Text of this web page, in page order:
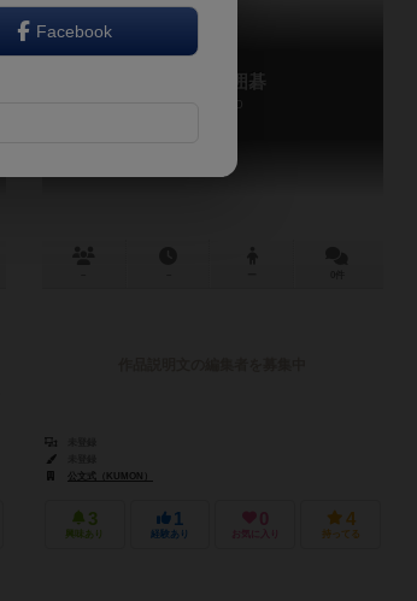
スタディ囲碁
公文式（KUMON）
3
興味あり
1
経験あり
0
お気に入り
4
持ってる
Facebook